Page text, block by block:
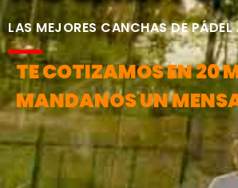
LAS MEJORES CANCHAS DE
TE COTIZAMOS EN 20
MANDANOS UN